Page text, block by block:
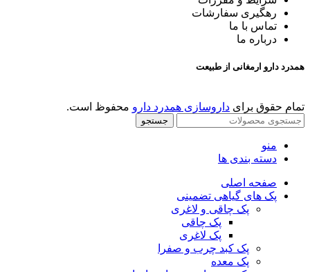
رهگیری سفارشات
تماس با ما
درباره ما
همدرد دارو ارمغانی از طبیعت
تمام حقوق برای داروسازی همدرد دارو محفوظ است.
جستجو
منو
دسته بندی ها
صفحه اصلی
پک های گیاهی تضمینی
پک چاقی و لاغری
پک چاقی
پک لاغری
پک کبد چرب و صفرا
پک معده